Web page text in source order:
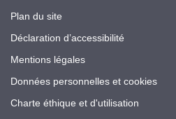
Plan du site
Déclaration d’accessibilité
Mentions légales
Données personnelles et cookies
Charte éthique et d'utilisation